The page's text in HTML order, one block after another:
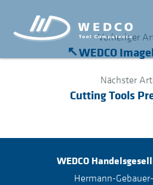
Vorheriger
WEDCO
Nächster
Cutting Tools
WEDCO
Hermann-